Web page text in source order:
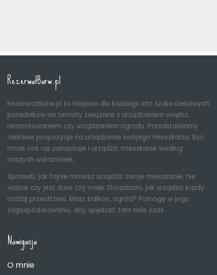
RezerwatBarw.pl
RezerwatBarw.pl to miejsce dla każdego kto szuka ciekawych
poradników na tematy związane z urządzaniem wnętrz,
remontowaniem czy urządzaniem ogrodu. Przedstawiamy
ciekawe propozycje na urządzenie swojego mieszkania. Być
może coś cię zainspiruje i urządzić mieszkanie według
naszych wskazówek.
Sprawdź, jak fajnie możesz urządzić swoje mieszkanie, nie
ważne czy jest duże czy małe. Doradzam, jak urządzić każdy
rodzaj przestrzeni. Masz balkon, ogród? Pomogę w jego
zagospodarowaniu, aby spędzać tam mile czas.
Nawigacja
O mnie